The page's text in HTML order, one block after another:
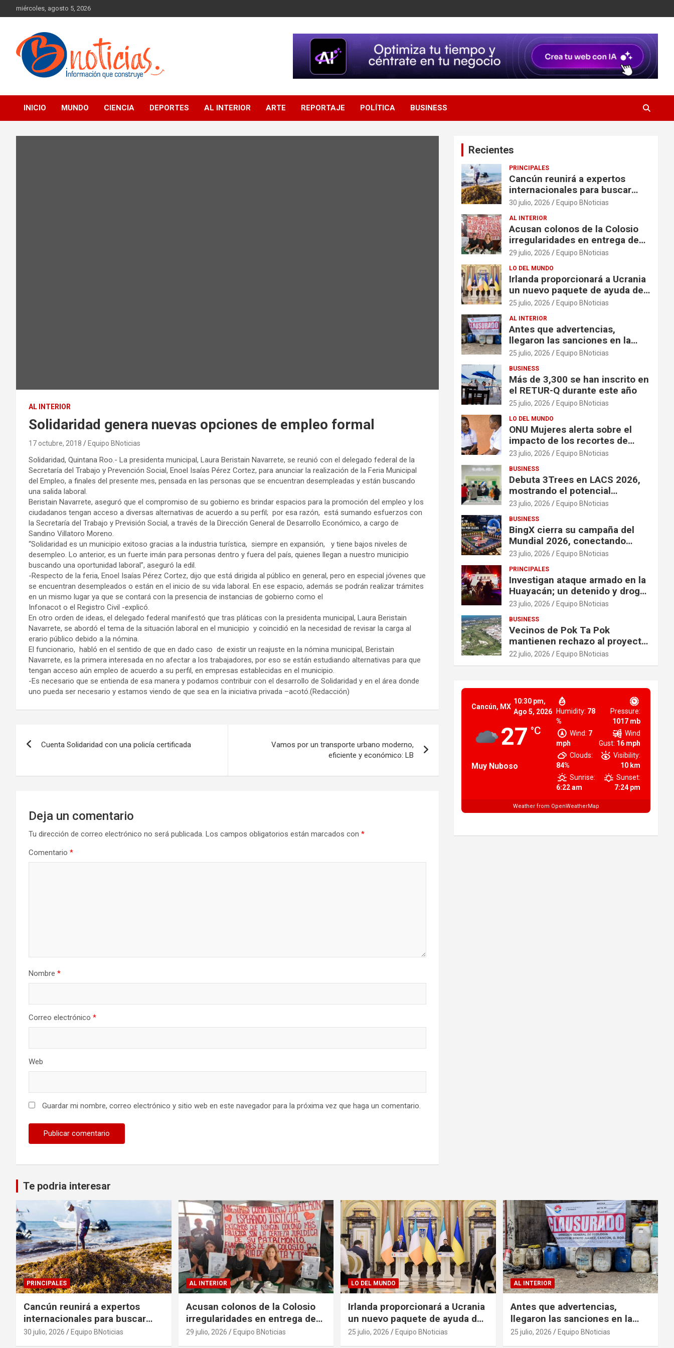
to
miércoles, agosto 5, 2026
BNoticias
INICIO MUNDO CIENCIA DEPORTES AL INTERIOR ARTE REPORTAJE POLÍTICA BUSINESS
AL INTERIOR
Solidaridad genera nuevas opciones de empleo formal
17 octubre, 2018 Equipo BNoticias
Solidaridad, Quintana Roo.- La presidenta municipal, Laura Beristain Navarrete, se reunió con el delegado federal de la
Secretaría del Trabajo y Prevención Social, Enoel Isaías Pérez Cortez, para anunciar la realización de la Feria Municipal
del Empleo, a finales del presente mes, pensada en las personas que se encuentran desempleadas y están buscando
una salida laboral.
Beristain Navarrete, aseguró que el compromiso de su gobierno es brindar espacios para la promoción del empleo y los
ciudadanos tengan acceso a diversas alternativas de acuerdo a su perfil; por esa razón, está sumando esfuerzos con
la Secretaría del Trabajo y Previsión Social, a través de la Dirección General de Desarrollo Económico, a cargo de
Sandino Villatoro Moreno.
“Solidaridad es un municipio exitoso gracias a la industria turística, siempre en expansión, y tiene bajos niveles de
desempleo. Lo anterior, es un fuerte imán para personas dentro y fuera del país, quienes llegan a nuestro municipio
buscando una oportunidad laboral”, aseguró la edil.
-Respecto de la feria, Enoel Isaías Pérez Cortez, dijo que está dirigida al público en general, pero en especial jóvenes que
se encuentran desempleados o están en el inicio de su vida laboral. En ese espacio, además se podrán realizar trámites
en un mismo lugar ya que se contará con la presencia de instancias de gobierno como el
Infonacot o el Registro Civil -explicó.
En otro orden de ideas, el delegado federal manifestó que tras pláticas con la presidenta municipal, Laura Beristain
Navarrete, se abordó el tema de la situación laboral en el municipio y coincidió en la necesidad de revisar la carga al
erario público debido a la nómina.
El funcionario, habló en el sentido de que en dado caso de existir un reajuste en la nómina municipal, Beristain
Navarrete, es la primera interesada en no afectar a los trabajadores, por eso se están estudiando alternativas para que
tengan acceso aún empleo de acuerdo a su perfil, en empresas establecidas en el municipio.
-Es necesario que se entienda de esa manera y podamos contribuir con el desarrollo de Solidaridad y en el área donde
uno pueda ser necesario y estamos viendo de que sea en la iniciativa privada –acotó.(Redacción)
entradas
Cuenta Solidaridad con una policía certificada
Vamos por un transporte urbano moderno,
eficiente y económico: LB
Deja un comentario
Tu dirección de correo electrónico no será publicada. Los campos obligatorios están marcados con *
Comentario *
Nombre *
Correo electrónico *
Web
Guardar mi nombre, correo electrónico y sitio web en este navegador para la próxima vez que haga un comentario.
Recientes
PRINCIPALES
Cancún reunirá a expertos
internacionales para buscar
soluciones al problema del
30 julio, 2026 Equipo BNoticias
AL INTERIOR
Acusan colonos de la Colosio
irregularidades en entrega de
escrituras
29 julio, 2026 Equipo BNoticias
LO DEL MUNDO
Irlanda proporcionará a Ucrania
un nuevo paquete de ayuda de
125 millones de euros
25 julio, 2026 Equipo BNoticias
AL INTERIOR
Antes que advertencias,
llegaron las sanciones en la
colonia El Milagro
25 julio, 2026 Equipo BNoticias
BUSINESS
Más de 3,300 se han inscrito en
el RETUR-Q durante este año
25 julio, 2026 Equipo BNoticias
LO DEL MUNDO
ONU Mujeres alerta sobre el
impacto de los recortes de
financiación en organizaciones
en contextos de crisis
23 julio, 2026 Equipo BNoticias
BUSINESS
Debuta 3Trees en LACS 2026,
mostrando el potencial
ecológico de China en América
23 julio, 2026 Equipo BNoticias
BUSINESS
BingX cierra su campaña del
Mundial 2026, conectando
comunidades a través de
23 julio, 2026 Equipo BNoticias
PRINCIPALES
Investigan ataque armado en la
Huayacán; un detenido y droga
asegurada tras persecución
23 julio, 2026 Equipo BNoticias
BUSINESS
Vecinos de Pok Ta Pok
mantienen rechazo al proyecto
Bosque Real
22 julio, 2026 Equipo BNoticias
Cancún, MX
10:30 pm,
Ago 5, 2026
27 °C
Muy Nuboso
Humidity: 78
%
Pressure:
1017 mb
Wind: 7
mph
Wind
Gust: 16 mph
Clouds:
84%
Visibility:
10 km
Sunrise:
6:22 am
Sunset:
7:24 pm
Weather from OpenWeatherMap
Te podria interesar
PRINCIPALES
Cancún reunirá a expertos
internacionales para buscar
soluciones al problema del
30 julio, 2026 Equipo BNoticias
AL INTERIOR
Acusan colonos de la Colosio
irregularidades en entrega de
escrituras
29 julio, 2026 Equipo BNoticias
LO DEL MUNDO
Irlanda proporcionará a Ucrania
un nuevo paquete de ayuda de
125 millones de euros
25 julio, 2026 Equipo BNoticias
AL INTERIOR
Antes que advertencias,
llegaron las sanciones en la
colonia El Milagro
25 julio, 2026 Equipo BNoticias